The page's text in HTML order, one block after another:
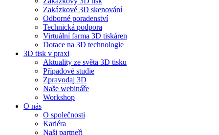
Zakázkové 3D skenování
Odborné poradenství
Technická podpora
Virtuální farma 3D tiskáren
Dotace na 3D technologie
3D tisk v praxi
Aktuality ze světa 3D tisku
Případové studie
Zpravodaj 3D
Naše webináře
Workshop
O nás
O společnosti
Kariéra
Naši partneři